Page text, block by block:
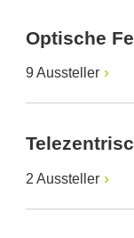
Optische
9 Aussteller
2 Aussteller